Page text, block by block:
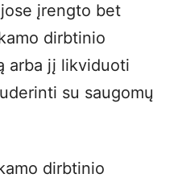
įrengto bet
dirbtinio
arba jį likviduoti
su saugomų
dirbtinio